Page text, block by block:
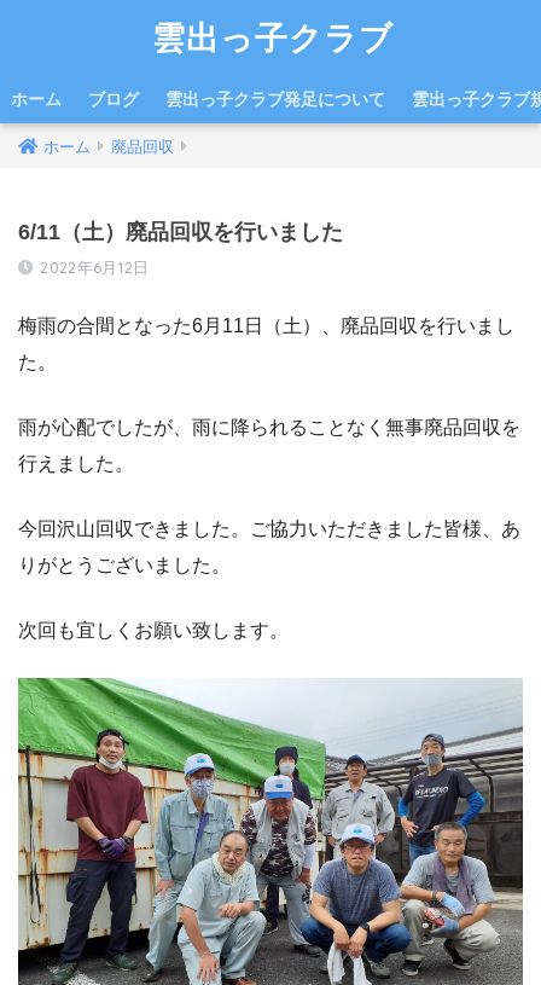
雲出っ子クラブ
ホーム ブログ 雲出っ子クラブ発足について 雲出っ子クラブ
ホーム 廃品回収
6/11（土）廃品回収を行いました
2022年6月12日
梅雨の合間となった6月11日（土）、廃品回収を行いまし
た。
雨が心配でしたが、雨に降られることなく無事廃品回収を
行えました。
今回沢山回収できました。ご協力いただきました皆様、あ
りがとうございました。
次回も宜しくお願い致します。